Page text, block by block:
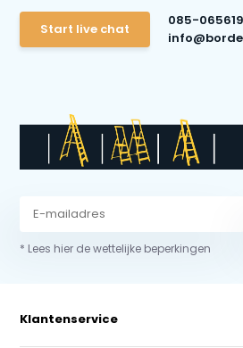
Start live chat
085-
* Lees hier de wettelijke beperkingen
Klantenservice